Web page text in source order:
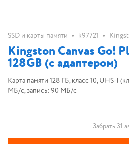
SSD и карты памяти • k97721 •
Kingston Canvas Go!
128GB (с адаптером)
Карта памяти 128 ГБ, класс 10, UHS-I
МБ/с, запись: 90 МБ/с
Забрать 31